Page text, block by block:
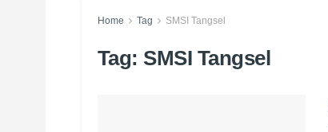
Home Tag SMSI Tangsel
Tag: SMSI Tangsel